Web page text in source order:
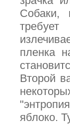
Собаки,
пленка
Второй
яблоко.